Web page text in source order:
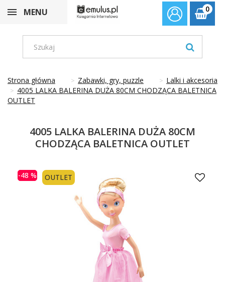
0
MENU
Strona główna Zabawki, gry, puzzle
Lalki i akcesoria
4005 LALKA BALERINA DUŻA 80CM CHODZĄCA BALETNICA
OUTLET
4005 LALKA BALERINA DUŻA 80CM
CHODZĄCA BALETNICA OUTLET
-48 % OUTLET